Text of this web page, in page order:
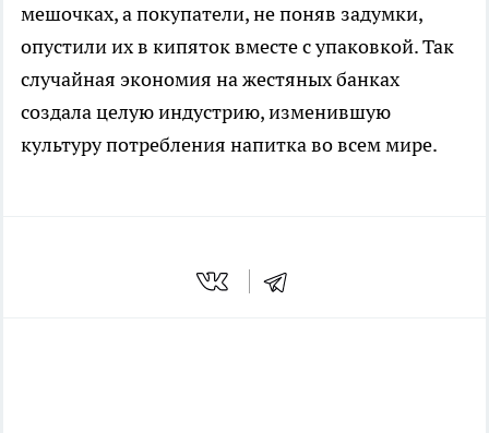
мешочках, а покупатели, не поняв задумки,
опустили их в кипяток вместе с упаковкой. Так
случайная экономия на жестяных банках
создала целую индустрию, изменившую
культуру потребления напитка во всем мире.